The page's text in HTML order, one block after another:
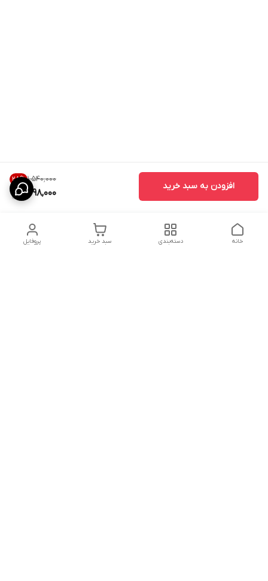
۱٬۵۴۰٬۰۰۰ 28%
1,098,000
افزودن به سبد خرید
پروفایل سبد خرید دسته‌بندی خانه